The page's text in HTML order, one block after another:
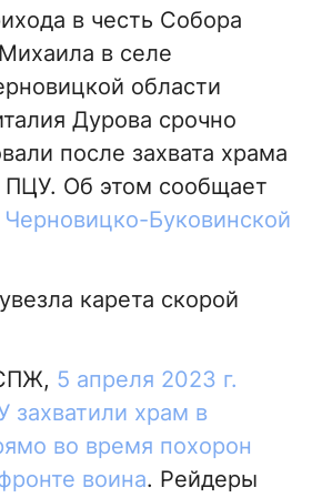
в честь Собора
в селе
области
Дурова срочно
после захвата храма
ПЦУ. Об этом сообщает
Буковинской
карета скорой
5 апреля 2023 г.
захватили храм в
во время похорон
воина. Рейдеры